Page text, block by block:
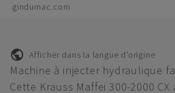
gindumac.com
Afficher dans la langue d'origine
Machine à injecter hydraulique
Cette Krauss Maffei 300-2000